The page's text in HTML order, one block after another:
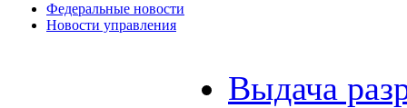
Федеральные новости
Новости управления
Выдача